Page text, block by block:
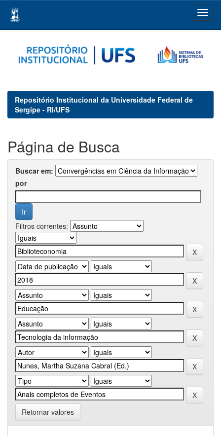
navigation
Repositório Institucional da Universidade Federal de
Sergipe - RI/UFS
Página de Busca
Buscar em:
por
Filtros correntes:
Retornar valores